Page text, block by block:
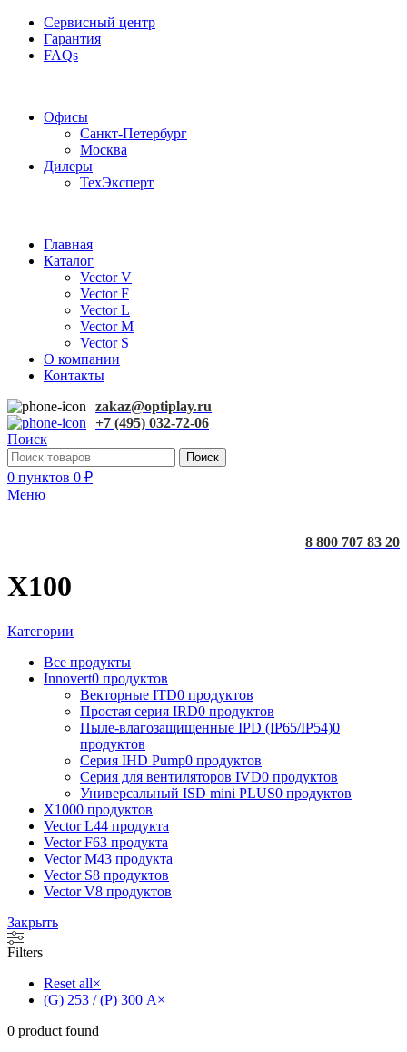
Сервисный центр
Гарантия
FAQs
Офисы
Санкт-Петербург
Москва
Дилеры
ТехЭксперт
Главная
Каталог
Vector V
Vector F
Vector L
Vector M
Vector S
О компании
Контакты
zakaz@optiplay.ru
+7 (495) 032-72-06
Поиск
Поиск
0 пунктов 0 ₽
Меню
8 800 707 83 20
X100
Категории
Все продукты
Innovert0 продуктов
Векторные ITD0 продуктов
Простая серия IRD0 продуктов
Пыле-влагозащищенные IPD (IP65/IP54)0
продуктов
Серия IHD Pump0 продуктов
Серия для вентиляторов IVD0 продуктов
Универсальный ISD mini PLUS0 продуктов
X1000 продуктов
Vector L44 продукта
Vector F63 продукта
Vector M43 продукта
Vector S8 продуктов
Vector V8 продуктов
Закрыть
Filters
Reset all×
(G) 253 / (P) 300 А×
0 product found